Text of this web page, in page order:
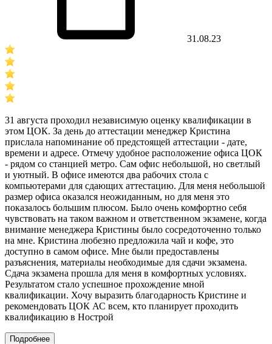
31.08.23
31 августа проходил независимую оценку квалификации в
этом ЦОК. За день до аттестации менеджер Кристина
прислала напоминание об предстоящей аттестации - дате,
времени и адресе. Отмечу удобное расположение офиса ЦОК
- рядом со станцией метро. Сам офис небольшой, но светлый
и уютный. В офисе имеются два рабочих стола с
компьютерами для сдающих аттестацию. Для меня небольшой
размер офиса оказался неожиданным, но для меня это
показалось большим плюсом. Было очень комфортно себя
чувствовать на таком важном и ответственном экзамене, когда
внимание менеджера Кристины было сосредоточенно только
на мне. Кристина любезно предложила чай и кофе, это
доступно в самом офисе. Мне были предоставлены
разъяснения, материалы необходимые для сдачи экзамена.
Сдача экзамена прошла для меня в комфортных условиях.
Результатом стало успешное прохождение мной
квалификации. Хочу выразить благодарность Кристине и
рекомендовать ЦОК АС всем, кто планирует проходить
квалификацию в Нострой
Подробнее